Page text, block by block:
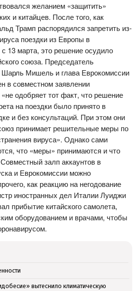
желанием «защитить»
и китайцев. После того, как
Трамп распорядился запретить из-
поездки из Европы в
13 марта, это решение осудило
союза. Председатель
Шарль Мишель и глава Еврокомиссии
в совместном заявлении
одобряет тот факт, что решение
на поездки было принято в
и без консультаций. При этом они
принимает решительные меры по
вируса». Однако сами
что «меры» принимаются и что
залп аккаунтов в
и Еврокомиссии можно
как реакцию на негодование
иностранных дел Италии Луиджи
прибытие китайского самолета,
оборудованием и врачами, чтобы
вытеснило климатическую